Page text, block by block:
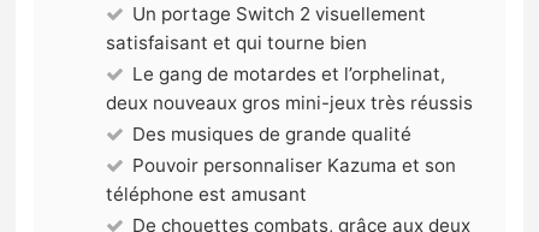
Un portage Switch 2 visuellement
satisfaisant et qui tourne bien
Le gang de motardes et l’orphelinat,
deux nouveaux gros mini-jeux très réussis
Des musiques de grande qualité
Pouvoir personnaliser Kazuma et son
téléphone est amusant
De chouettes combats, grâce aux deux